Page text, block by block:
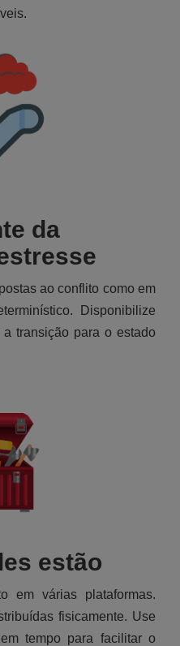
da
ao conflito como em
Disponibilize
transição para o estado
estão
em várias plataformas.
fisicamente. Use
tempo para facilitar o